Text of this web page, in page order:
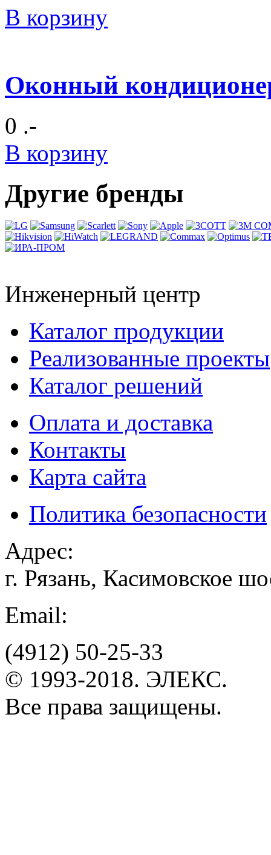
В корзину
Оконный
0 .-
В корзину
Другие бренды
Инженерный центр
Каталог продукции
Реализованные проекты
Каталог решений
Оплата и доставка
Контакты
Карта сайта
Политика безопасности
Адрес:
г. Рязань, Касимовское
Email:
(4912) 50-25-33
© 1993-2018. ЭЛЕКС.
Все права защищены.